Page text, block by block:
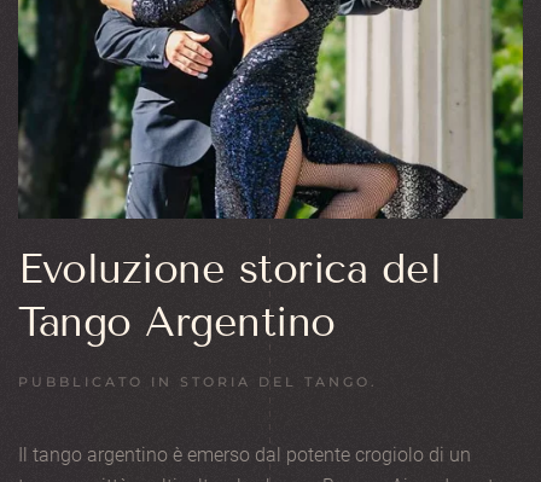
Evoluzione storica del
Tango Argentino
PUBBLICATO IN STORIA DEL TANGO
Il tango argentino è emerso dal potente crogiolo di un